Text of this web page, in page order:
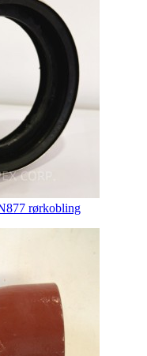
rørkobling